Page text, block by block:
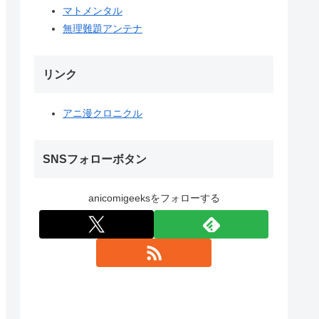
マトメンタル
無理難題アンテナ
リンク
アニ漫クロニクル
SNSフォローボタン
anicomigeeksをフォローする